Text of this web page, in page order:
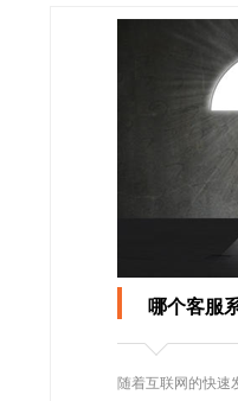
哪个客服
随着互联网的快速